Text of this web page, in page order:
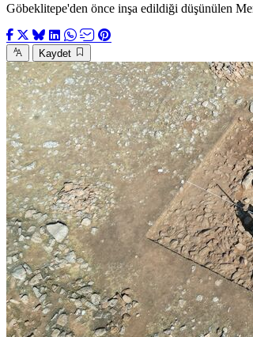
Göbeklitepe'den önce inşa edildiği düşünülen
Kaydet